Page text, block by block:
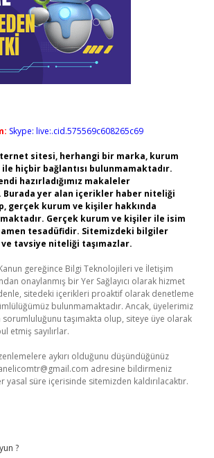
Skype: live:.cid.575569c608265c69
sitesi, herhangi bir marka, kurum
hiçbir bağlantısı bulunmamaktadır.
hazırladığımız makaleler
Burada yer alan içerikler haber niteliği
gerçek kurum ve kişiler hakkında
Gerçek kurum ve kişiler ile isim
tesadüfidir. Sitemizdeki bilgiler
tavsiye niteliği taşımazlar.
Kanun gereğince Bilgi Teknolojileri ve İletişim
onaylanmış bir Yer Sağlayıcı olarak hizmet
sitedeki içerikleri proaktif olarak denetleme
bulunmamaktadır. Ancak, üyelerimiz
sorumluluğunu taşımakta olup, siteye üye olarak
etmiş sayılırlar.
aykırı olduğunu düşündüğünüz
adresine bildirmeniz
yasal süre içerisinde sitemizden kaldırılacaktır.
?